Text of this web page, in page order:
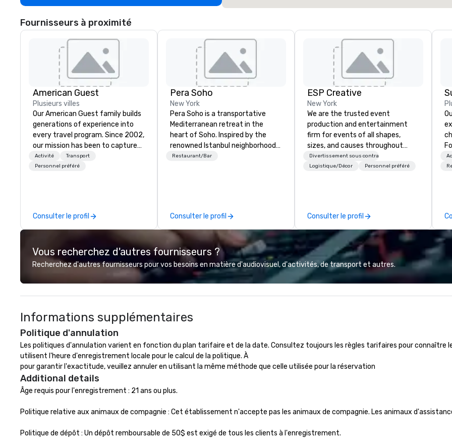
Fournisseurs à proximité
American Guest
Plusieurs villes
Our American Guest family builds
generations of experience into
every travel program. Since 2002,
our mission has been to capture
the imagination of your corporate
guests with tailored incentives,
contracting, and on-site
management, we treat your
project as if we were the client.
Our personal network of global
suppliers helps us bring your vision
international team, and American
hospitality, we deliver our promise:
Activité
Transport
Personnel préféré
Consulter le profil
Pera Soho
New York
Pera Soho is a transportative
Mediterranean retreat in the
heart of Soho. Inspired by the
renowned Istanbul neighborhood
where cuisine, art, culture,
joyous reverence for the outdoors
that is the hallmark of the
Mediterranean experience.
Restaurant/Bar
Consulter le profil
ESP Creative
New York
We are the trusted event
production and entertainment
firm for events of all shapes,
sizes, and causes throughout
NYC, NY, CT, and across the globe.
Our team of producers, designers,
management, and any imaginable
specialty talent. A bulk of our new
clients find us through word of
mouth due to the positive
experiences of our past ESP
clients. We hope you enjoy
perusing our work and hope to
connect with you very soon!
Divertissement sous contrat
Logistique/Décor
Personnel préféré
Consulter le profil
Vous recherchez d'autres fournisseurs ?
Recherchez d'autres fournisseurs pour vos besoins en matière d'audiovisuel, d'activités, de transport et autres.
Informations supplémentaires
Politique d'annulation
Les politiques d'annulation varient en fonction du plan tarifaire et de la date. Consultez toujours les règles tarifaires pour connaître
utilisent l'heure d'enregistrement locale pour le calcul de la politique. À
pour garantir l'exactitude, veuillez annuler en utilisant la même méthode que celle utilisée pour la réservation
Additional details
Âge requis pour l'enregistrement : 21 ans ou plus.
Politique relative aux animaux de compagnie : Cet établissement n'accepte pas les animaux de compagnie. Les animaux
Politique de dépôt : Un dépôt remboursable de 50$ est exigé de tous les clients à l'enregistrement.